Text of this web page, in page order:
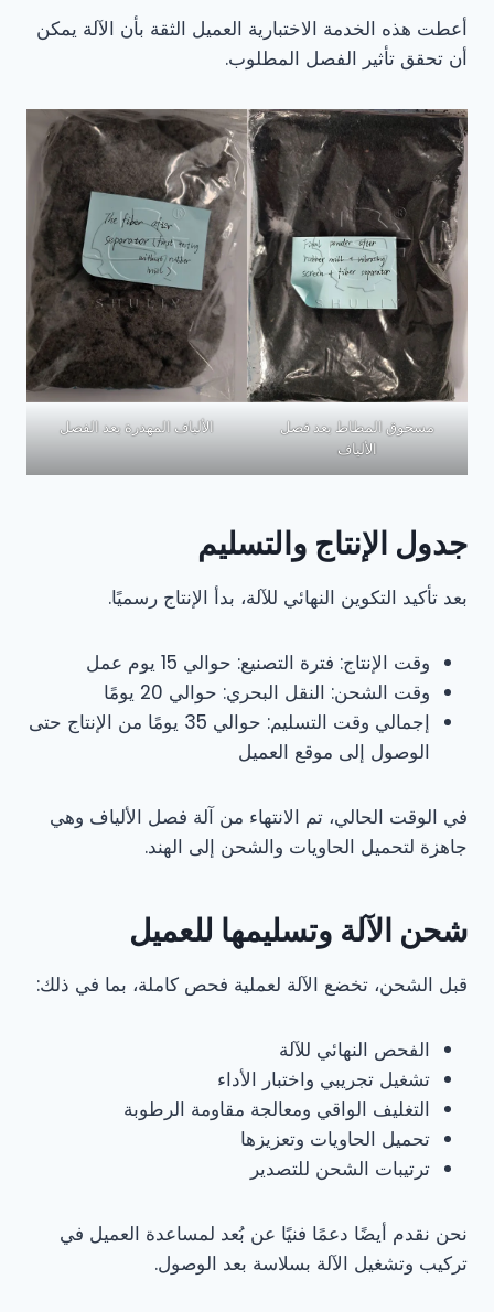
أعطت هذه الخدمة الاختبارية العميل الثقة بأن الآلة يمكن
أن تحقق تأثير الفصل المطلوب.
مسحوق المطاط بعد فصل
الألياف
الألياف المهدرة بعد الفصل
جدول الإنتاج والتسليم
بعد تأكيد التكوين النهائي للآلة، بدأ الإنتاج رسميًا.
وقت الإنتاج: فترة التصنيع: حوالي 15 يوم عمل
وقت الشحن: النقل البحري: حوالي 20 يومًا
إجمالي وقت التسليم: حوالي 35 يومًا من الإنتاج حتى
الوصول إلى موقع العميل
في الوقت الحالي، تم الانتهاء من آلة فصل الألياف وهي
جاهزة لتحميل الحاويات والشحن إلى الهند.
شحن الآلة وتسليمها للعميل
قبل الشحن، تخضع الآلة لعملية فحص كاملة، بما في ذلك:
الفحص النهائي للآلة
تشغيل تجريبي واختبار الأداء
التغليف الواقي ومعالجة مقاومة الرطوبة
تحميل الحاويات وتعزيزها
ترتيبات الشحن للتصدير
نحن نقدم أيضًا دعمًا فنيًا عن بُعد لمساعدة العميل في
تركيب وتشغيل الآلة بسلاسة بعد الوصول.